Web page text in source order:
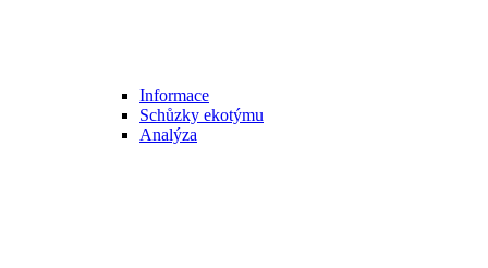
Informace
Schůzky ekotýmu
Analýza